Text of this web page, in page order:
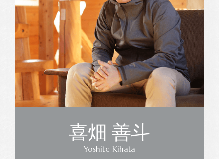
喜畑 善斗
Yoshito Kihata